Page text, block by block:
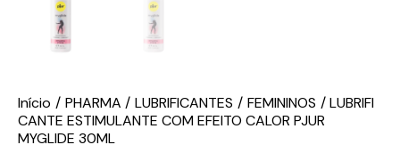
Início PHARMA LUBRIFICANTES FEMININOS
LUBRIFI
CANTE ESTIMULANTE COM EFEITO CALOR PJUR
MYGLIDE 30ML